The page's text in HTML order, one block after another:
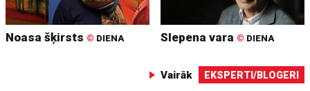
Noasa šķirsts © DIENA Slepena vara © DIENA
Vairāk EKSPERTI/BLOGERI